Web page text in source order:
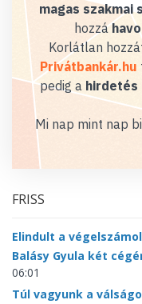
magas szakmai
hozzá
Korlátlan
Privátbankár.hu
pedig a hirdetés
Mi nap mint nap
FRISS
Elindult a
Balásy Gyula két
06:01
Túl vagyunk a